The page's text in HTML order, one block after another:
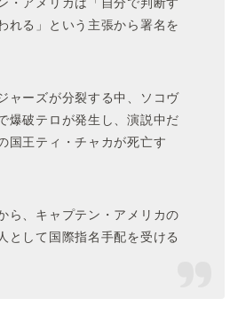
れる」という主張から署名を
ャーズが分裂する中、ソコヴ
爆破テロが発生し、演説中だ
国王ティ・チャカが死亡す
ら、キャプテン・アメリカの
として国際指名手配を受ける